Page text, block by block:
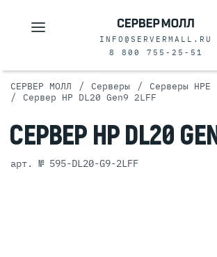
INFO@SERVERMALL.RU
8 800 755-25-51
СЕРВЕР МОЛЛ / Серверы / Серверы HPE
/ Сервер HP DL20 Gen9 2LFF
СЕРВЕР HP DL20
арт. № 595-DL20-G9-2LFF